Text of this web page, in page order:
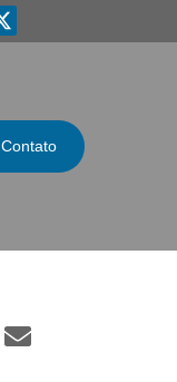
Contato